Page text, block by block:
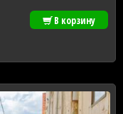
В корзину